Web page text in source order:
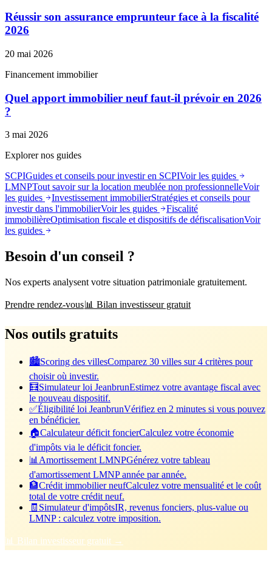
Réussir son assurance emprunteur face à la fiscalité
2026
20 mai 2026
Financement immobilier
Quel apport immobilier neuf faut-il prévoir en 2026
?
3 mai 2026
Explorer nos guides
SCPIGuides et conseils pour investir en SCPIVoir les guides
LMNPTout savoir sur la location meublée non professionnelleVoir
les guides
Investissement immobilierStratégies et conseils pour
investir dans l'immobilierVoir les guides
Fiscalité
immobilièreOptimisation fiscale et dispositifs de défiscalisationVoir
les guides
Besoin d'un conseil ?
Nos experts analysent votre situation patrimoniale gratuitement.
Prendre rendez-vous📊 Bilan investisseur gratuit
Nos outils gratuits
🏙️Scoring des villesComparez 30 villes sur 4 critères pour
choisir où investir.
🧮Simulateur loi JeanbrunEstimez votre avantage fiscal avec
le nouveau dispositif.
✅Éligibilité loi JeanbrunVérifiez en 2 minutes si vous pouvez
en bénéficier.
🏠Calculateur déficit foncierCalculez votre économie
d'impôts via le déficit foncier.
📊 Amortissement LMNPGénérez votre tableau
d'amortissement LMNP année par année.
🏦Crédit immobilier neufCalculez votre mensualité et le coût
total de votre crédit neuf.
🧾 Simulateur d'impôtsIR, revenus fonciers, plus-value ou
LMNP : calculez votre imposition.
📊 Bilan investisseur gratuit →